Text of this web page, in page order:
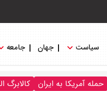
سیاست جهان جامعه
حمله آمریکا به ایران کالابرگ